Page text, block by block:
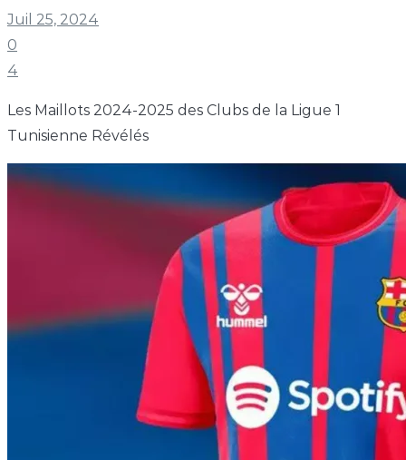
Juil 25, 2024
0
4
Les Maillots 2024-2025 des Clubs de la Ligue 1
Tunisienne Révélés